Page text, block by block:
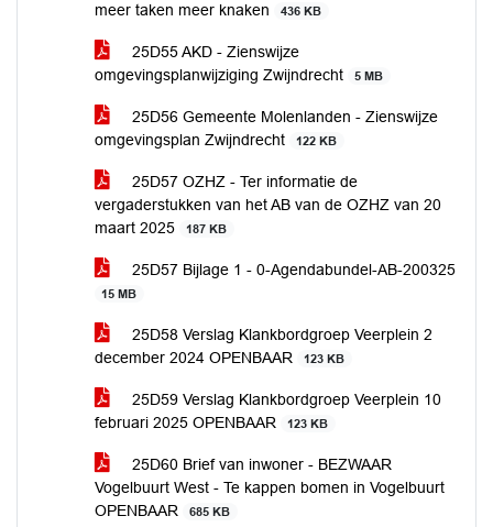
meer taken meer knaken
436 KB
25D55 AKD - Zienswijze
omgevingsplanwijziging Zwijndrecht
5 MB
25D56 Gemeente Molenlanden - Zienswijze
omgevingsplan Zwijndrecht
122 KB
25D57 OZHZ - Ter informatie de
vergaderstukken van het AB van de OZHZ van 20
maart 2025
187 KB
25D57 Bijlage 1 - 0-Agendabundel-AB-200325
15 MB
25D58 Verslag Klankbordgroep Veerplein 2
december 2024 OPENBAAR
123 KB
25D59 Verslag Klankbordgroep Veerplein 10
februari 2025 OPENBAAR
123 KB
25D60 Brief van inwoner - BEZWAAR
Vogelbuurt West - Te kappen bomen in Vogelbuurt
OPENBAAR
685 KB